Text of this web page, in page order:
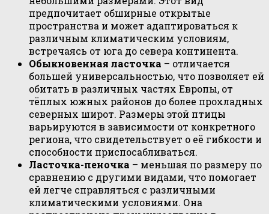
предпочитает обширные открытые
пространства и может адаптироваться к
различным климатическим условиям,
встречаясь от юга до севера континента.
Обыкновенная ласточка – отличается
большей универсальностью, что позволяет ей
обитать в различных частях Европы, от
тёплых южных районов до более прохладных
северных широт. Размеры этой птицы
варьируются в зависимости от конкретного
региона, что свидетельствует о её гибкости и
способности приспосабливаться.
Ласточка-пеночка – меньшая по размеру по
сравнению с другими видами, что помогает
ей легче справляться с различными
климатическими условиями. Она